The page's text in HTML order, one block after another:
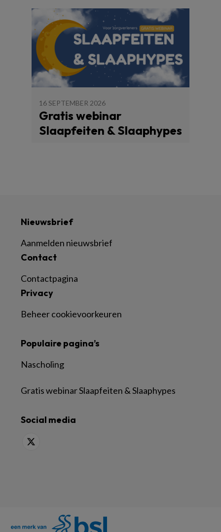
16 SEPTEMBER 2026
Gratis webinar
Slaapfeiten & Slaaphypes
Nieuwsbrief
Aanmelden nieuwsbrief
Contact
Contactpagina
Privacy
Beheer cookievoorkeuren
Populaire pagina’s
Nascholing
Gratis webinar Slaapfeiten & Slaaphypes
Social media